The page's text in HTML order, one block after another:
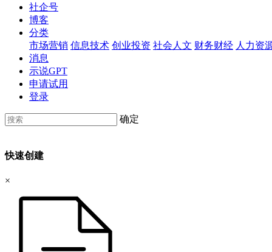
社企号
博客
分类
市场营销 信息技术 创业投资 社会人文 财务财经 人力资
消息
示说GPT
申请试用
登录
确定
快速创建
×